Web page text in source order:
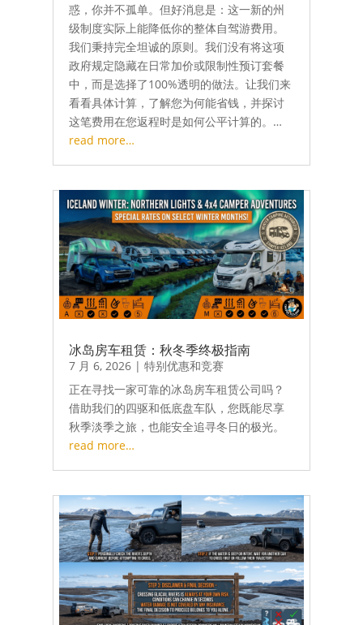
惑，你并不孤单。但好消息是：这一新的州
级制度实际上能降低你的整体自驾游费用。
我们秉持完全坦诚的原则。我们没有将这项
政府规定隐藏在日常加价或限制性预订套餐
中，而是选择了100%透明的做法。让我们来
看看具体计算，了解您为何能省钱，并探讨
这笔费用在您返程时是如何公平计算的。…
read more…
冰岛房车租赁：秋冬季终极指南
7 月 6, 2026| 特别优惠和竞赛
正在寻找一家可靠的冰岛房车租赁公司吗？
借助我们的四驱和低底盘车队，您既能尽享
秋季淡季之旅，也能安全追寻冬日的极光。
read more…